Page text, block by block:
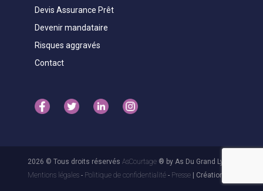
Devis Assurance Prêt
Devenir mandataire
Risques aggravés
Contact
2026 © Tous droits réservés AsCourtage® by As Du Grand Lyon -
Mentions légales - Politique de confidentialité - Presse | Création 3.1